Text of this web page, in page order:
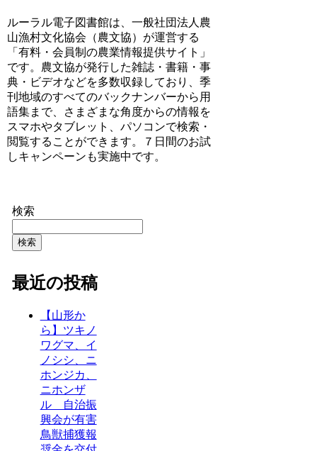
ルーラル電子図書館は、一般社団法人農
山漁村文化協会（農文協）が運営する
「有料・会員制の農業情報提供サイト」
です。農文協が発行した雑誌・書籍・事
典・ビデオなどを多数収録しており、季
刊地域のすべてのバックナンバーから用
語集まで、さまざまな角度からの情報を
スマホやタブレット、パソコンで検索・
閲覧することができます。７日間のお試
しキャンペーンも実施中です。
検索
検索
最近の投稿
【山形か
ら】ツキノ
ワグマ、イ
ノシシ、ニ
ホンジカ、
ニホンザ
ル 自治振
興会が有害
鳥獣捕獲報